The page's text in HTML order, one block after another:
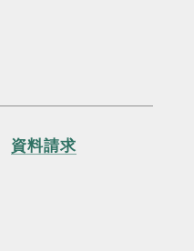
資料請求